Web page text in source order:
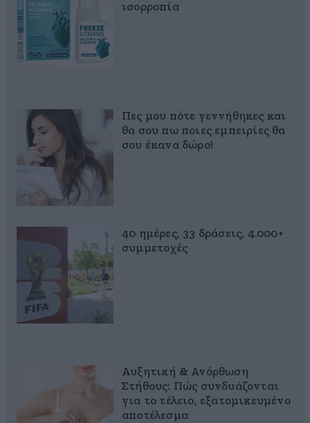
ισορροπία
Πες μου πότε γεννήθηκες και
θα σου πω ποιες εμπειρίες θα
σου έκανα δώρο!
40 ημέρες, 33 δράσεις, 4.000+
συμμετοχές
Αυξητική & Ανόρθωση
Στήθους: Πώς συνδυάζονται
για το τέλειο, εξατομικευμένο
αποτέλεσμα